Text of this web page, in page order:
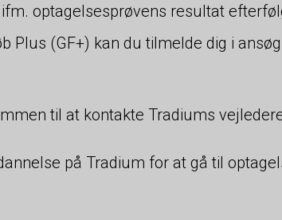
optagelsesprøvens resultat
Plus (GF+) kan du tilmelde dig i
til at kontakte Tradiums
på Tradium for at gå til